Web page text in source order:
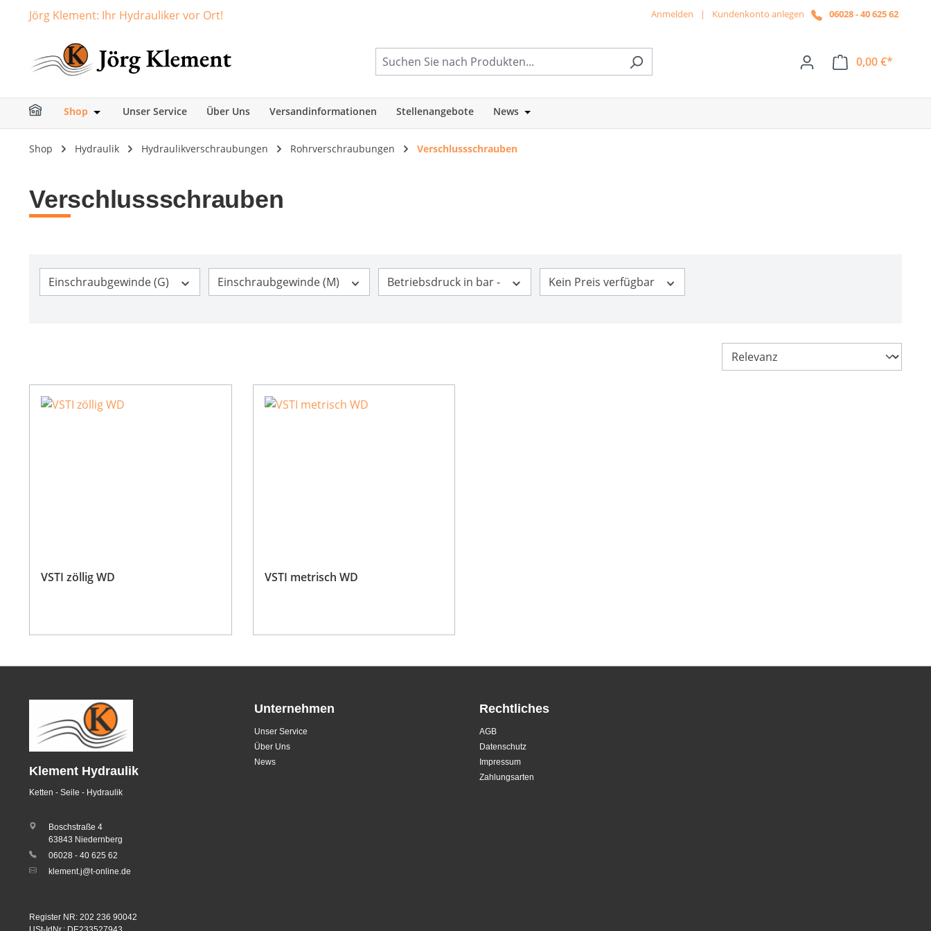
Zur Hauptnavigation springen
Jörg Klement: Ihr Hydrauliker vor Ort! Anmelden | Kundenkonto anlegen 06028 - 40 625 62
0,00 €*
Shop Öffne oder Schließe das Dropdown der Kategorie Shop
Unser Service Über Uns Versandinformationen Stellenangebote News Öffne oder Schließe das Dropdown der Kategorie News
Shop Hydraulik Hydraulikverschraubungen Rohrverschraubungen Verschlussschrauben
Verschlussschrauben
Einschraubgewinde (G) Einschraubgewinde (M) Betriebsdruck in bar - Kein Preis verfügbar
VSTI zöllig WD VSTI metrisch WD
Klement Hydraulik
Ketten - Seile - Hydraulik
Boschstraße 4
63843 Niedernberg
06028 - 40 625 62
klement.j@t-online.de
Register NR: 202 236 90042
Unternehmen
Unser Service
Über Uns
News
Rechtliches
AGB
Datenschutz
Impressum
Zahlungsarten